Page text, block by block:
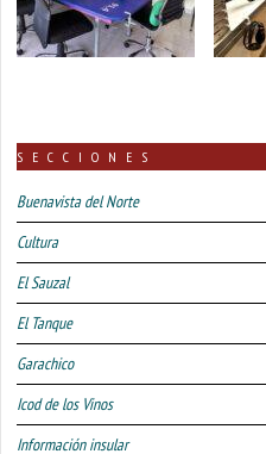
SECCIONES
Buenavista del Norte
Cultura
El Sauzal
El Tanque
Garachico
Icod de los Vinos
Información insular